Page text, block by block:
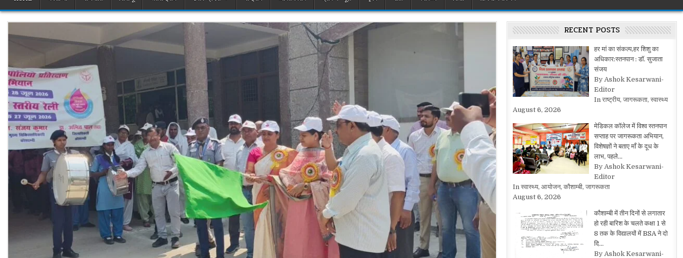
RECENT POSTS
हर मां का संकल्प,हर शिशु का
अधिकार:स्तनपान : डॉ. सुजाता
संजय
By Ashok Kesarwani-
Editor
In राष्ट्रीय, जागरूकता, स्वास्थ्य
August 6, 2026
मेडिकल कॉलेज में विश्व स्तनपान
सप्ताह पर जागरूकता अभियान,
विशेषज्ञों ने बताए माँ के दूध के
लाभ, पहले…
By Ashok Kesarwani-
Editor
In स्वास्थ्य, आयोजन, कौशाम्बी, जागरूकता
August 6, 2026
कौशाम्बी में तीन दिनों से लगातार
हो रही बारिश के चलते कक्षा 1 से
8 तक के विद्यालयों में BSA ने दो
दि…
By Ashok Kesarwani-